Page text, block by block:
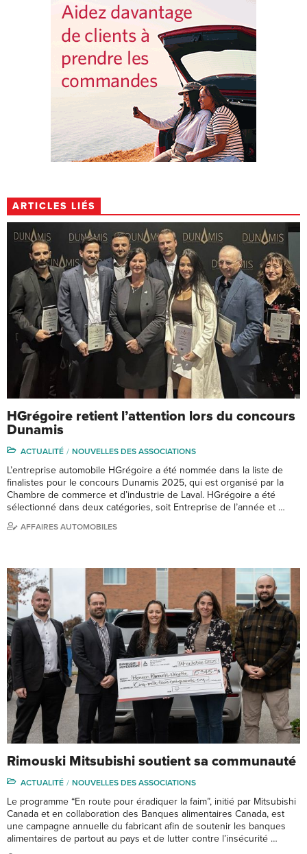
ARTICLES LIÉS
HGrégoire retient l’attention lors du concours
Dunamis
ACTUALITÉ NOUVELLES DES ASSOCIATIONS
L’entreprise automobile HGrégoire a été nommée dans la liste de
finalistes pour le concours Dunamis 2025, qui est organisé par la
Chambre de commerce et d’industrie de Laval. HGrégoire a été
sélectionné dans deux catégories, soit Entreprise de l’année et …
AFFAIRES AUTOMOBILES
Rimouski Mitsubishi soutient sa communauté
ACTUALITÉ NOUVELLES DES ASSOCIATIONS
Le programme “En route pour éradiquer la faim”, initié par Mitsubishi
Canada et en collaboration des Banques alimentaires Canada, est
une campagne annuelle du fabricant afin de soutenir les banques
alimentaires de partout au pays et de lutter contre l’insécurité …